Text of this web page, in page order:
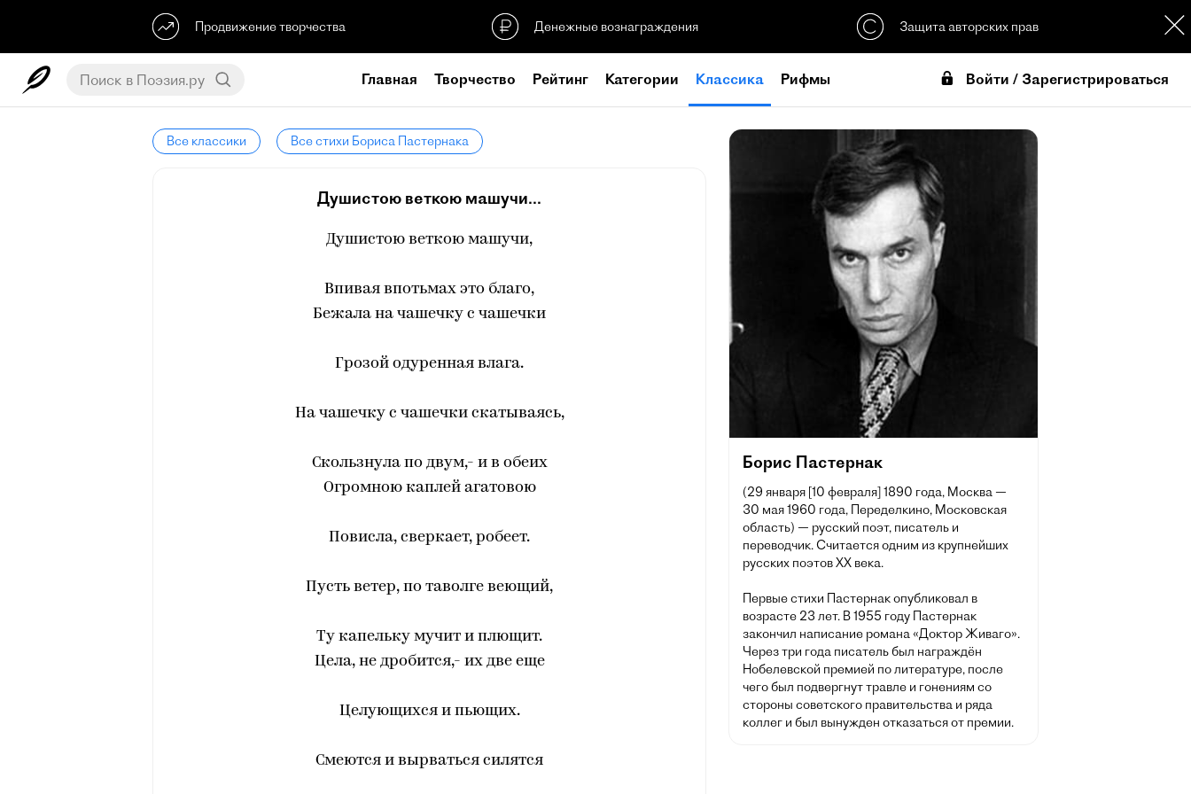
Продвижение творчества Денежные вознаграждения Защита авторских прав
Главная Творчество Рейтинг Категории Классика Рифмы Войти / Зарегистрироваться
Все классики Все стихи Бориса Пастернака
Душистою веткою машучи...
Душистою веткою машучи,
Впивая впотьмах это благо,
Бежала на чашечку с чашечки
Грозой одуренная влага.
На чашечку с чашечки скатываясь,
Скользнула по двум,- и в обеих
Огромною каплей агатовою
Повисла, сверкает, робеет.
Пусть ветер, по таволге веющий,
Ту капельку мучит и плющит.
Цела, не дробится,- их две еще
Целующихся и пьющих.
Смеются и вырваться силятся
Борис Пастернак
(29 января [10 февраля] 1890 года, Москва —
30 мая 1960 года, Переделкино, Московская
область) — русский поэт, писатель и
переводчик. Считается одним из крупнейших
русских поэтов XX века.
Первые стихи Пастернак опубликовал в
возрасте 23 лет. В 1955 году Пастернак
закончил написание романа «Доктор Живаго».
Через три года писатель был награждён
Нобелевской премией по литературе, после
чего был подвергнут травле и гонениям со
стороны советского правительства и ряда
коллег и был вынужден отказаться от премии.